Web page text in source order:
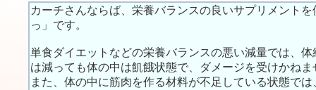
カーチさんならば、栄養バランスの良いサプリメント
っ」です。
単食ダイエットなどの栄養バランスの悪い減量では、
は減っても体の中は飢餓状態で、ダメージを受けかねま
また、体の中に筋肉を作る材料が不足している状態で